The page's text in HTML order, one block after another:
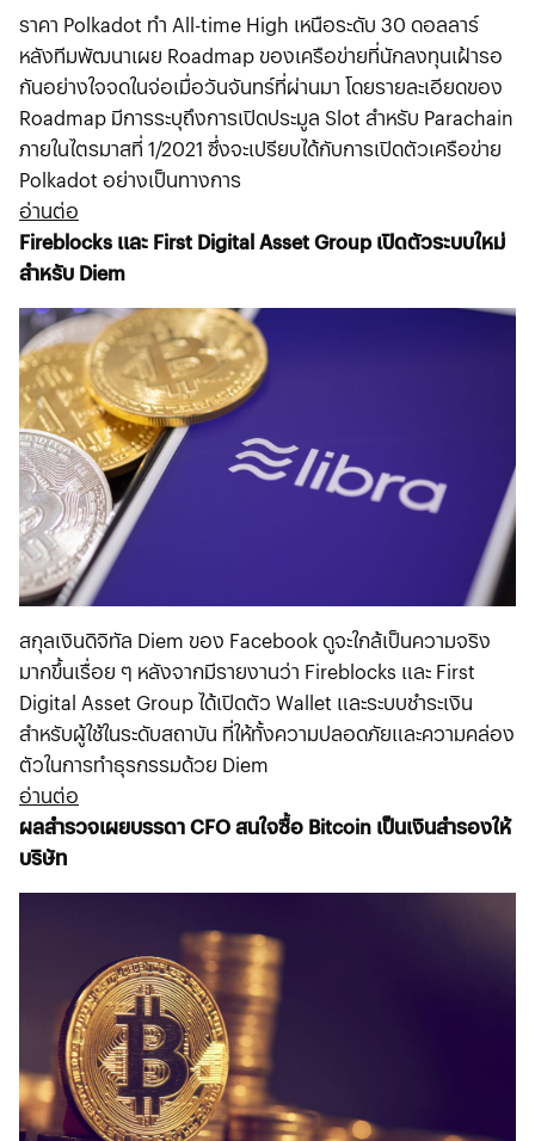
ราคา Polkadot ทำ All-time High เหนือระดับ 30 ดอลลาร์
หลังทีมพัฒนาเผย Roadmap ของเครือข่ายที่นักลงทุนเฝ้ารอ
กันอย่างใจจดในจ่อเมื่อวันจันทร์ที่ผ่านมา โดยรายละเอียดของ
Roadmap มีการระบุถึงการเปิดประมูล Slot สำหรับ Parachain
ภายในไตรมาสที่ 1/2021 ซึ่งจะเปรียบได้กับการเปิดตัวเครือข่าย
Polkadot อย่างเป็นทางการ
อ่านต่อ
Fireblocks และ First Digital Asset Group เปิดตัวระบบใหม่
สำหรับ Diem
สกุลเงินดิจิทัล Diem ของ Facebook ดูจะใกล้เป็นความจริง
มากขึ้นเรื่อย ๆ หลังจากมีรายงานว่า Fireblocks และ First
Digital Asset Group ได้เปิดตัว Wallet และระบบชำระเงิน
สำหรับผู้ใช้ในระดับสถาบัน ที่ให้ทั้งความปลอดภัยและความคล่อง
ตัวในการทำธุรกรรมด้วย Diem
อ่านต่อ
ผลสำรวจเผยบรรดา CFO สนใจซื้อ Bitcoin เป็นเงินสำรองให้
บริษัท